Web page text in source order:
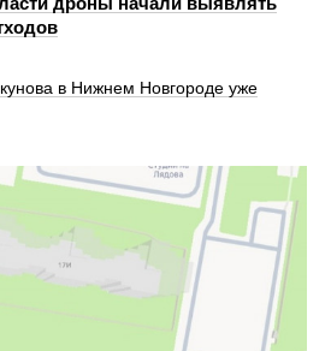
в Нижнем Новгороде уже